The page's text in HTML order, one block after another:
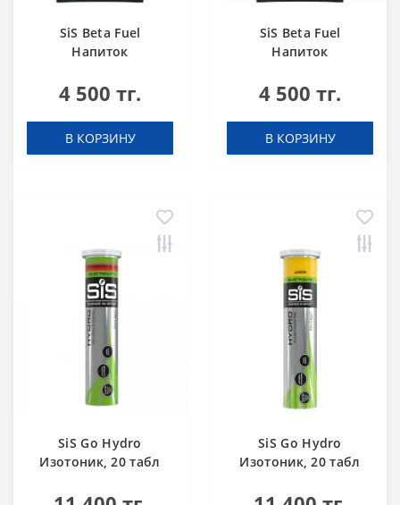
SiS Beta Fuel
Напиток
в порошке 82 г
4 500 тг.
В КОРЗИНУ
SiS Beta Fuel
Напиток
в порошке 82 г
4 500 тг.
В КОРЗИНУ
SiS Go Hydro
Изотоник, 20 табл
Лайм
SiS Go Hydro
Изотоник, 20 табл